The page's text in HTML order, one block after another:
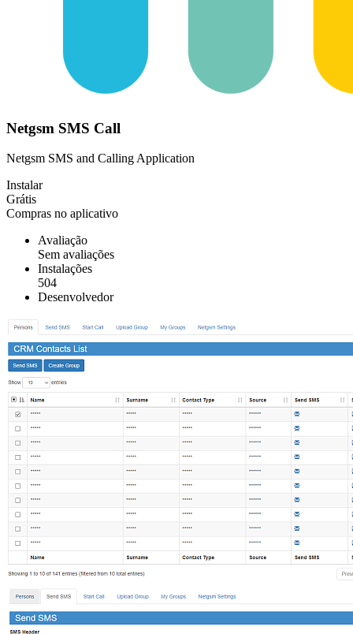
Netgsm SMS Call
Netgsm SMS and Calling Application
Instalar
Grátis
Compras no aplicativo
Avaliação
Sem avaliações
Instalações
504
Desenvolvedor